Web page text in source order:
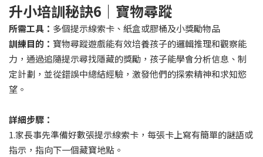
升小培訓秘訣6｜寶物尋蹤
所需工具： 多個提示線索卡、紙盒或膠桶及小獎勵物品
訓練目的： 寶物尋蹤遊戲能有效培養孩子的邏輯推理和觀察能
力，通過追隨提示尋找隱藏的獎勵，孩子能學會分析信息、制
定計劃，並從錯誤中總結經驗，激發他們的探索精神和求知慾
望。
詳細步驟：
1.家長事先準備好數張提示線索卡，每張卡上寫有簡單的謎語或
指示，指向下一個藏寶地點。